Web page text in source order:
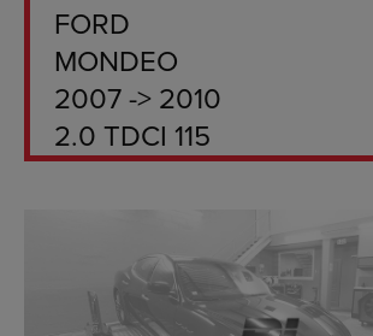
FORD
MONDEO
2007 -> 2010
2.0 TDCI 115